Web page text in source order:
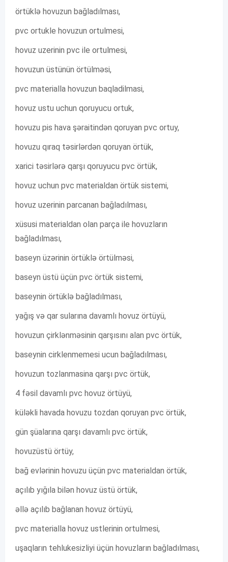
örtüklə hovuzun bağladılması,
pvc ortukle hovuzun ortulmesi,
hovuz uzerinin pvc ile ortulmesi,
hovuzun üstünün örtülməsi,
pvc materialla hovuzun baqladilmasi,
hovuz ustu uchun qoruyucu ortuk,
hovuzu pis hava şəraitindən qoruyan pvc ortuy,
hovuzu qıraq təsirlərdən qoruyan örtük,
xarici təsirlərə qarşı qoruyucu pvc örtük,
hovuz uchun pvc materialdan örtük sistemi,
hovuz uzerinin parcanan bağladılması,
xüsusi materialdan olan parça ile hovuzların
bağladılması,
baseyn üzərinin örtüklə örtülməsi,
baseyn üstü üçün pvc örtük sistemi,
baseynin örtüklə bağladılması,
yağış və qar sularına davamlı hovuz örtüyü,
hovuzun çirklənməsinin qarşısını alan pvc örtük,
baseynin cirklenmemesi ucun bağladılması,
hovuzun tozlanmasina qarşı pvc örtük,
4 fəsil davamlı pvc hovuz örtüyü,
küləkli havada hovuzu tozdan qoruyan pvc örtük,
gün şüalarına qarşı davamlı pvc örtük,
hovuzüstü örtüy,
bağ evlərinin hovuzu üçün pvc materialdan örtük,
açılıb yığıla bilən hovuz üstü örtük,
əllə açılıb bağlanan hovuz örtüyü,
pvc materialla hovuz ustlerinin ortulmesi,
uşaqların tehlukesizliyi üçün hovuzların bağladılması,